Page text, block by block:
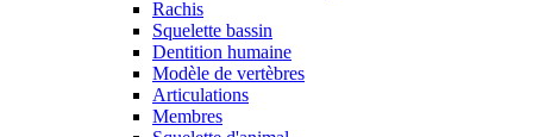
Rachis
Squelette bassin
Dentition humaine
Modèle de vertèbres
Articulations
Membres